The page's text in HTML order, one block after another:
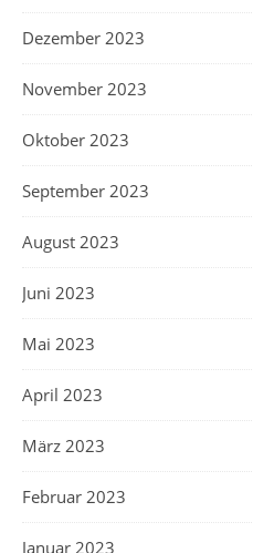
Dezember 2023
November 2023
Oktober 2023
September 2023
August 2023
Juni 2023
Mai 2023
April 2023
März 2023
Februar 2023
Januar 2023